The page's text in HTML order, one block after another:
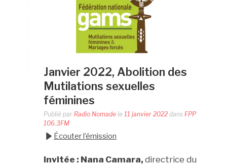
Janvier 2022, Abolition des
Mutilations sexuelles
féminines
Publié par Radio Nomadele 11 janvier 2022dans FPP
106.3FM
Écouter l’émission
Invitée : Nana Camara, directrice du